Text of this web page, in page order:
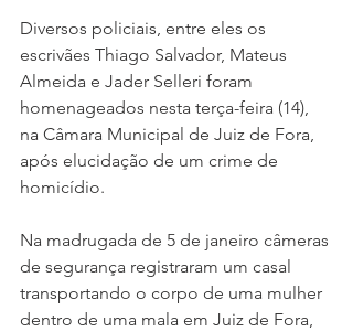
Diversos policiais, entre eles os
escrivães Thiago Salvador, Mateus
Almeida e Jader Selleri foram
homenageados nesta terça-feira (14),
na Câmara Municipal de Juiz de Fora,
após elucidação de um crime de
homicídio.
Na madrugada de 5 de janeiro câmeras
de segurança registraram um casal
transportando o corpo de uma mulher
dentro de uma mala em Juiz de Fora,